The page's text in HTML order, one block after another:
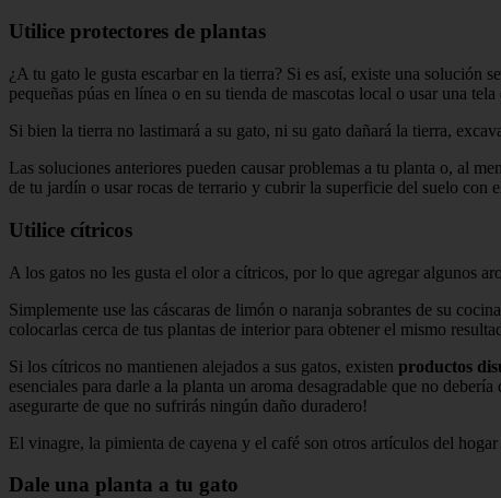
Utilice protectores de plantas
¿A tu gato le gusta escarbar en la tierra? Si es así, existe una solución
pequeñas púas en línea o en su tienda de mascotas local o usar una
Si bien la tierra no lastimará a su gato, ni su gato dañará la tierra,
Las soluciones anteriores pueden causar problemas a tu planta o, al
de tu jardín o usar rocas de terrario y cubrir la superficie del suelo
Utilice cítricos
A los gatos no les gusta el olor a cítricos, por lo que agregar algunos
Simplemente use las cáscaras de limón o naranja sobrantes de su
colocarlas cerca de tus plantas de interior para obtener el mismo
Si los cítricos no mantienen alejados a sus gatos, existen productos
esenciales para darle a la planta un aroma desagradable que no
asegurarte de que no sufrirás ningún daño duradero!
El vinagre, la pimienta de cayena y el café son otros artículos del
Dale una planta a tu gato